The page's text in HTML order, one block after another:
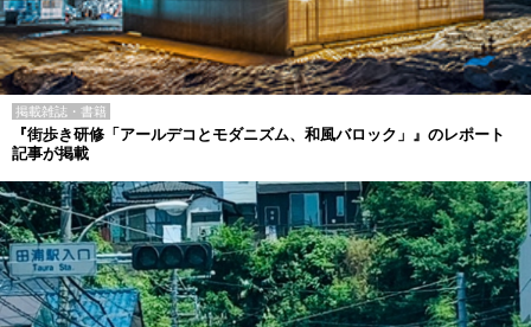
掲載雑誌・書籍
『街歩き研修「アールデコとモダニズム、和風バロック」』のレポート
記事が掲載